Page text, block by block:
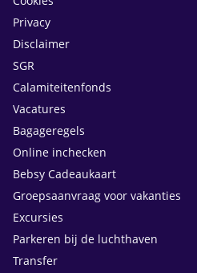
Privacy
Disclaimer
SGR
Calamiteitenfonds
Vacatures
Bagageregels
Online inchecken
Bebsy Cadeaukaart
Groepsaanvraag voor vakanties
Excursies
Parkeren bij de luchthaven
Transfer